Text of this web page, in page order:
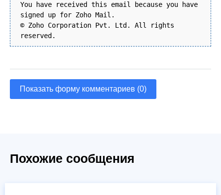
You have received this email because you have
signed up for Zoho Mail.
© Zoho Corporation Pvt. Ltd. All rights
reserved.
Показать форму комментариев (0)
Похожие сообщения